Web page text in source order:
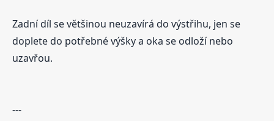
Zadní díl se většinou neuzavírá do výstřihu, jen se
doplete do potřebné výšky a oka se odloží nebo
uzavřou.
---